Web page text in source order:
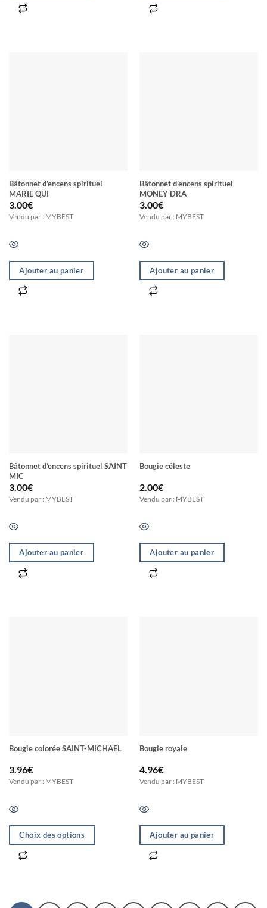
Bâtonnet d’encens spirituel
MARIE QUI
3.00€
Vendu par : MYBEST
Ajouter au panier
Bâtonnet d’encens spirituel
MONEY DRA
3.00€
Vendu par : MYBEST
Ajouter au panier
Bâtonnet d’encens spirituel SAINT
MIC
3.00€
Vendu par : MYBEST
Ajouter au panier
Bougie céleste
2.00€
Vendu par : MYBEST
Ajouter au panier
Bougie colorée SAINT-MICHAEL
3.96€
Vendu par : MYBEST
Choix des options
Bougie royale
4.96€
Vendu par : MYBEST
Ajouter au panier